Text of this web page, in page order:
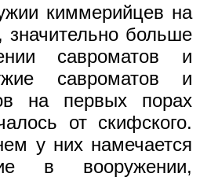
киммерийцев на
больше
савроматов и
савроматов и
на первых порах
от скифского.
у них намечается
в вооружении,